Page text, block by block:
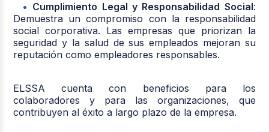
Cumplimiento Legal y Responsabilidad Social:
Demuestra un compromiso con la responsabilidad
social corporativa. Las empresas que priorizan la
seguridad y la salud de sus empleados mejoran su
reputación como empleadores responsables.
ELSSA cuenta con beneficios para los
colaboradores y para las organizaciones, que
contribuyen al éxito a largo plazo de la empresa.